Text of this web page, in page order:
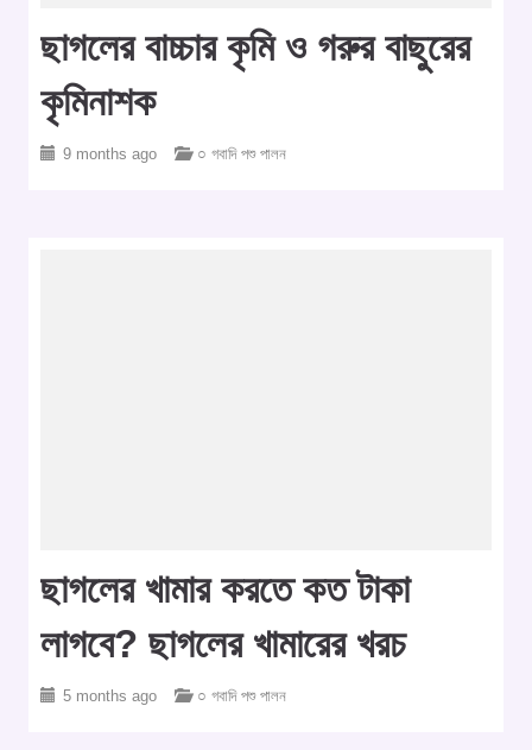
ছাগলের বাচ্চার কৃমি ও গরুর বাছুরের
কৃমিনাশক
9 months ago ○ গবাদি পশু পালন
ছাগলের খামার করতে কত টাকা
লাগবে? ছাগলের খামারের খরচ
5 months ago ○ গবাদি পশু পালন